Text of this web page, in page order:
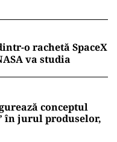
o rachetă SpaceX
va studia
conceptul
în jurul produselor,